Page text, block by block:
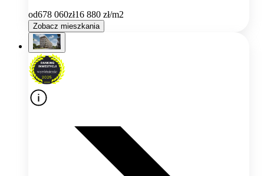
od678 060zł16 880 zł/m2
Zobacz mieszkania